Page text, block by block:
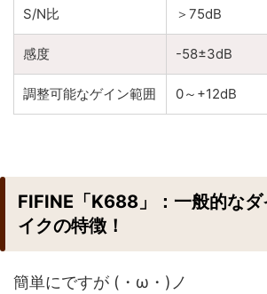
S/N比 ＞75dB
感度 -58±3dB
調整可能なゲイン範囲 0～+12dB
FIFINE「K688」：一般的なダ
イクの特徴！
簡単にですが (・ω・)ノ